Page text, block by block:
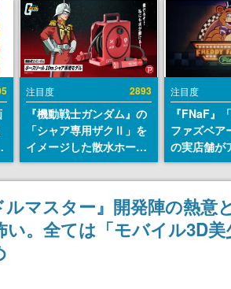
注目度 2893
『機動戦士ガンダム』の
「シャア専用ザクⅡ」を
イメージした散水ホース
リールが予約開始。本体
にはシャアのパーソナル
マークやジオン公国軍の
エンブレム、型式番号な
どを配置
注目度
『FNaF』
ファズベア
の実店舗が
業施設「
Dream」に
ン！
同開発、食
ステージシ
ルマスター』開発陣の熱
。全ては「モバイル3D美